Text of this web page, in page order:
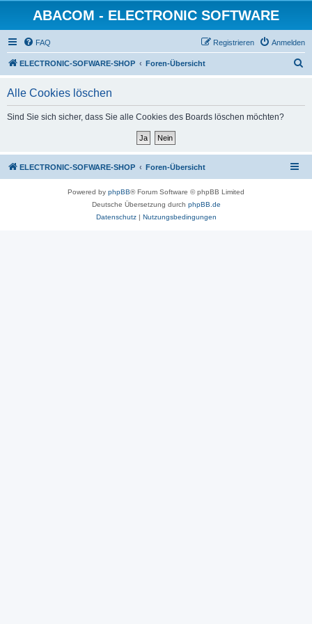
ABACOM - ELECTRONIC SOFTWARE
FAQ Anmelden
Registrieren
ELECTRONIC-SOFWARE-SHOP Foren-Übersicht
Alle Cookies löschen
Sind Sie sich sicher, dass Sie alle Cookies des Boards löschen möchten?
ELECTRONIC-SOFWARE-SHOP Foren-Übersicht
Powered by phpBB® Forum Software © phpBB Limited
Deutsche Übersetzung durch phpBB.de
Datenschutz| Nutzungsbedingungen